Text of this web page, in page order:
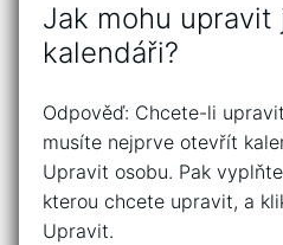
Jak mohu upravit
kalendáři?
Odpověď: Chcete-li
musíte nejprve otevřít
Upravit osobu. Pak
kterou chcete upravit, a
Upravit.